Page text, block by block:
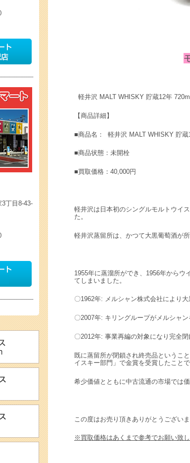
軽井沢 MALT WHISKY 貯蔵12年
【商品詳細】
■商品名： 軽井沢 MALT WHISKY 貯蔵
■商品状態：未開栓
■買取価格：40,000円
軽井沢は日本初のシングルモルトウイ
た。
軽井沢蒸留所は、かつて大黒葡萄酒が
1955年に蒸溜所ができ、1956年から
てしまいました。
〇1962年: メルシャン株式会社により
〇2007年: キリングループがメルシャン
〇2012年: 事業再編の対象になり完全閉
既に蒸留所が閉鎖され終売品というこ
イスキー部門」で金賞を受賞したことで
希少価値とともに中古流通の市場では
この度はお売り頂きありがとうございま
※買取価格はあくまで参考でお願い致
丁目8-43-